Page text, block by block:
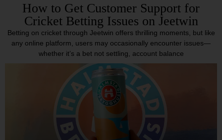
How to Get Customer Support for
Cricket Betting Issues on Jeetwin
Betting on cricket through Jeetwin offers thrilling moments, but like
any online platform, users may occasionally encounter issues—
whether it’s a bet not settling, account balance